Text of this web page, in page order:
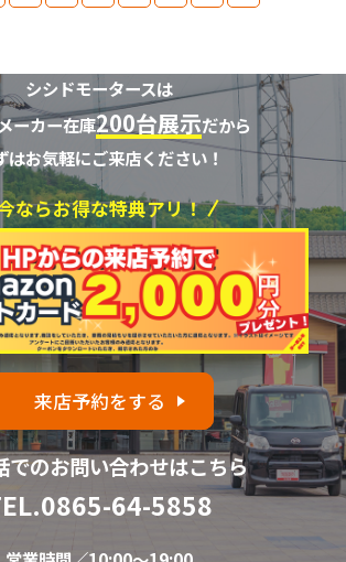
シシドモータースは
ーカー在庫200台展示だから
はお気軽にご来店ください！
ならお得な特典アリ！
来店予約をする
でのお問い合わせはこちら
0865-64-5858